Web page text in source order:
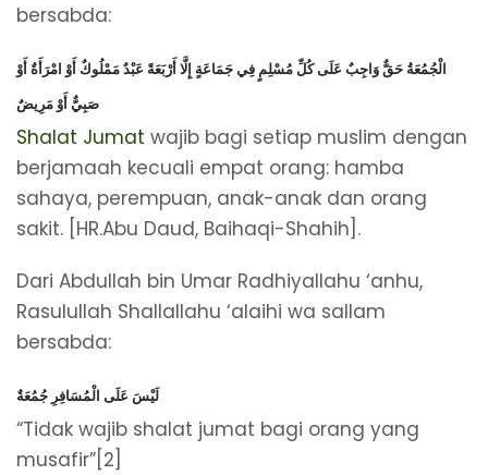
bersabda:
الْجُمُعَةُ حَقٌّ وَاجِبٌ عَلَى كُلِّ مُسْلِمٍ فِي جَمَاعَةٍ إِلَّا أَرْبَعَةً عَبْدٌ مَمْلُوكٌ أَوْ امْرَأَةٌ أَوْ
صَبِيٌّ أَوْ مَرِيضٌ
Shalat Jumat wajib bagi setiap muslim dengan
berjamaah kecuali empat orang: hamba
sahaya, perempuan, anak-anak dan orang
sakit. [HR.Abu Daud, Baihaqi-Shahih].
Dari Abdullah bin Umar Radhiyallahu ‘anhu,
Rasulullah Shallallahu ‘alaihi wa sallam
bersabda:
لَيْسَ عَلَى الْمُسَافِرِ جُمُعَةٌ
“Tidak wajib shalat jumat bagi orang yang
musafir”[2]